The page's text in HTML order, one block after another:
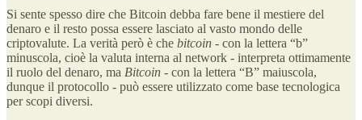
Si sente spesso dire che Bitcoin debba fare bene il mestiere del
denaro e il resto possa essere lasciato al vasto mondo delle
criptovalute. La verità però è che bitcoin - con la lettera “b”
minuscola, cioè la valuta interna al network - interpreta ottimamente
il ruolo del denaro, ma Bitcoin - con la lettera “B” maiuscola,
dunque il protocollo - può essere utilizzato come base tecnologica
per scopi diversi.